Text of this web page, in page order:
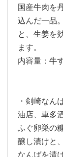
国産牛肉を
込んだ一品
と、生姜を
ます。
内容量：牛
・剣崎なん
油店、車多
ふぐ卵巣の
醸し漬けと
なんばを漬